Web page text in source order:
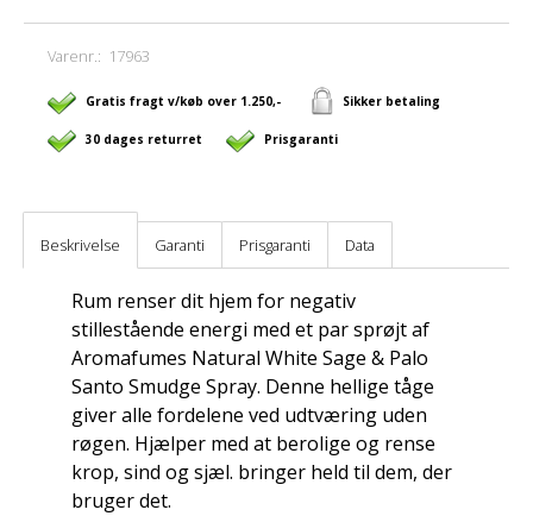
Varenr.: 17963
Gratis fragt v/køb over 1.250,- Sikker betaling
30 dages returret Prisgaranti
Beskrivelse Garanti Prisgaranti Data
Rum renser dit hjem for negativ
stillestående energi med et par sprøjt af
Aromafumes Natural White Sage & Palo
Santo Smudge Spray. Denne hellige tåge
giver alle fordelene ved udtværing uden
røgen. Hjælper med at berolige og rense
krop, sind og sjæl. bringer held til dem, der
bruger det.